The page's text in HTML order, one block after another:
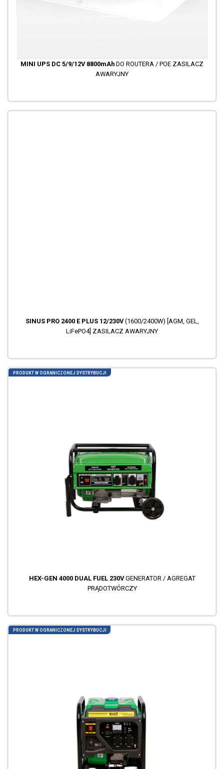
MINI UPS DC 5/9/12V 8800mAh DO ROUTERA / POE ZASILACZ
AWARYJNY
SINUS PRO 2400 E PLUS 12/230V(1600/2400W) [AGM, GEL,
LiFePO4] ZASILACZ AWARYJNY
PRODUKT W OGRANICZONEJ DYSTRYBUCJI
HEX-GEN 4000 DUAL FUEL 230VGENERATOR / AGREGAT
PRĄDOTWÓRCZY
PRODUKT W OGRANICZONEJ DYSTRYBUCJI